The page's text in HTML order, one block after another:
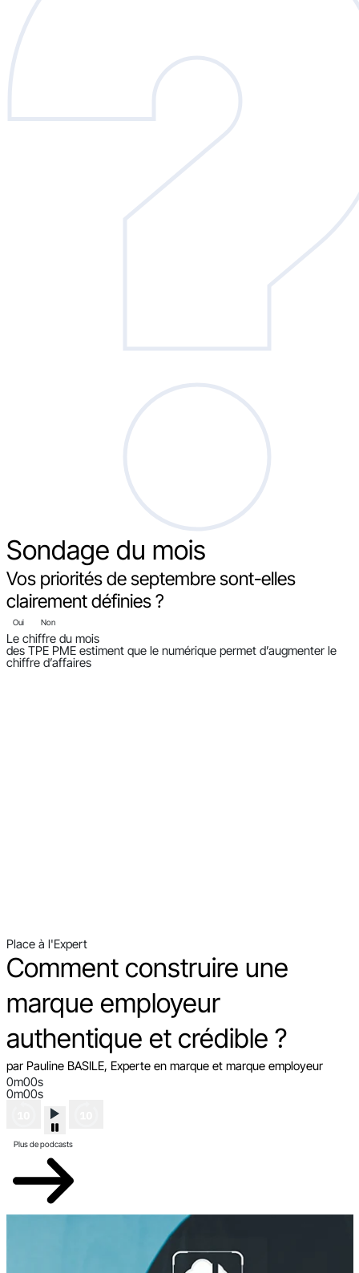
Sondage du mois
Vos priorités de septembre sont-elles
clairement définies ?
Oui Non
Le chiffre du mois
des TPE PME estiment que le numérique permet d’augmenter le
chiffre d’affaires
Place à l'Expert
Comment construire une
marque employeur
authentique et crédible ?
par Pauline BASILE, Experte en marque et marque employeur
0m00s
0m00s
Plus de podcasts